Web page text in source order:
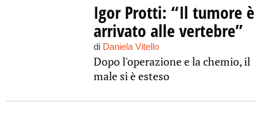
Igor Protti: “Il tumore è
arrivato alle vertebre”
di Daniela Vitello
Dopo l'operazione e la chemio, il
male si è esteso